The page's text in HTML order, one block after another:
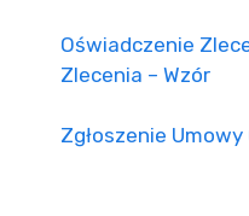
Oświadczenie
Zlecenia – Wzór
Zgłoszenie Umowy